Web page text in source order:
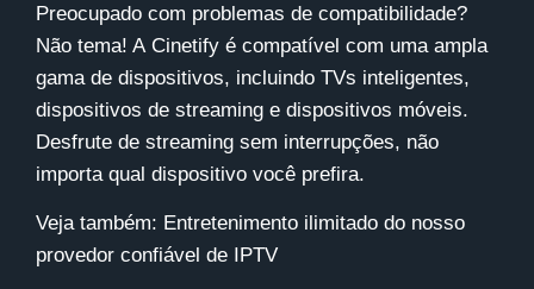
Preocupado com problemas de compatibilidade?
Não tema! A Cinetify é compatível com uma ampla
gama de dispositivos, incluindo TVs inteligentes,
dispositivos de streaming e dispositivos móveis.
Desfrute de streaming sem interrupções, não
importa qual dispositivo você prefira.
Veja também: Entretenimento ilimitado do nosso
provedor confiável de IPTV